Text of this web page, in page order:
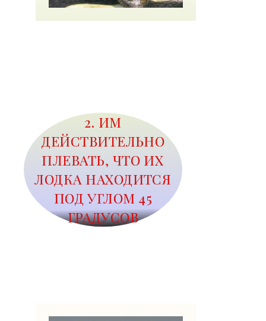
2. ИМ
ДЕЙСТВИТЕЛЬНО
ПЛЕВАТЬ, ЧТО ИХ
ЛОДКА НАХОДИТСЯ
ПОД УГЛОМ 45
ГРАДУСОВ